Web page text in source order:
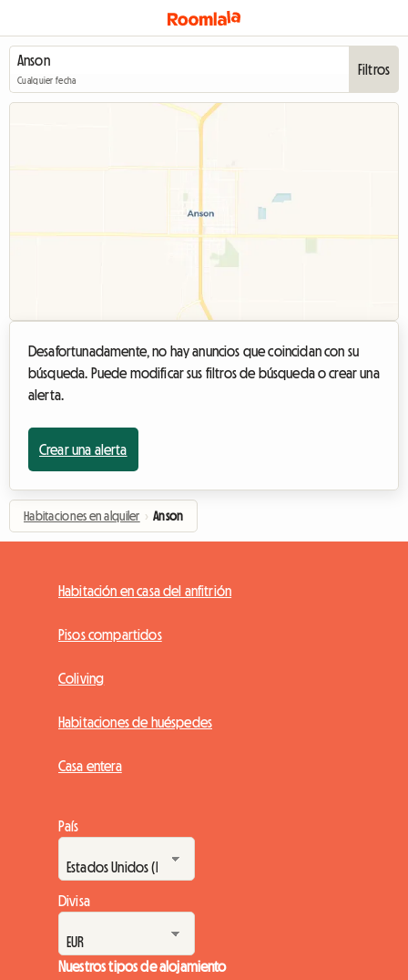
Cualquier fecha
Filtros
Desafortunadamente, no hay anuncios que coincidan con su
búsqueda. Puede modificar sus filtros de búsqueda o crear una
alerta.
Crear una alerta
Habitaciones en alquiler › Anson
Habitación en casa del anfitrión
Pisos compartidos
Coliving
Habitaciones de huéspedes
Casa entera
País
Divisa
Nuestros tipos de alojamiento